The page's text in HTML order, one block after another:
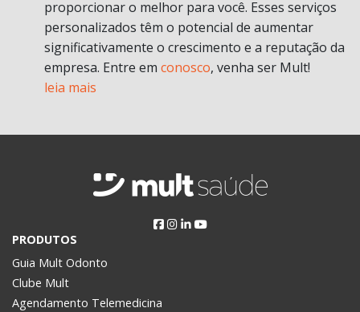
proporcionar o melhor para você. Esses serviços
personalizados têm o potencial de aumentar
significativamente o crescimento e a reputação da
empresa. Entre em conosco, venha ser Mult!
leia mais
PRODUTOS
Guia Mult Odonto
Clube Mult
Agendamento Telemedicina